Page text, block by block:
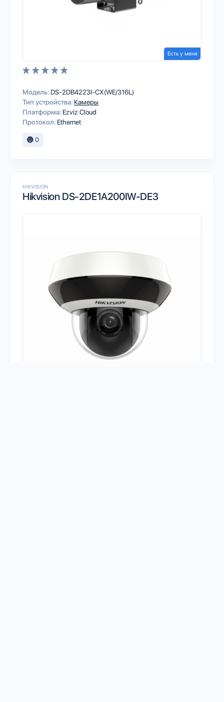
Есть у меня
Модель: DS-2DB4223I-CX(WE/316L)
Тип устройства: Камеры
Платформа: Ezviz Cloud
Протокол: Ethernet
0
HIKVISION
Hikvision DS-2DE1A200IW-DE3